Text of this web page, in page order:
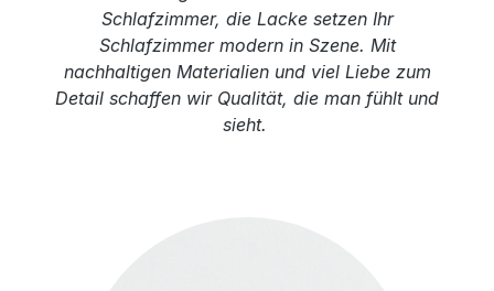
Schlafzimmer, die Lacke setzen Ihr
Schlafzimmer modern in Szene. Mit
nachhaltigen Materialien und viel Liebe zum
Detail schaffen wir Qualität, die man fühlt und
sieht.